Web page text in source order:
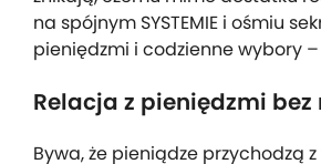
na spójnym SYSTEMIE i ośmiu
pieniędzmi i codzienne wybory
Relacja z pieniędzmi
Bywa, że pieniądze przychodzą